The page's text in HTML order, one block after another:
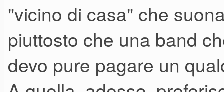
"vicino di casa" che
piuttosto che una band
devo pure pagare un